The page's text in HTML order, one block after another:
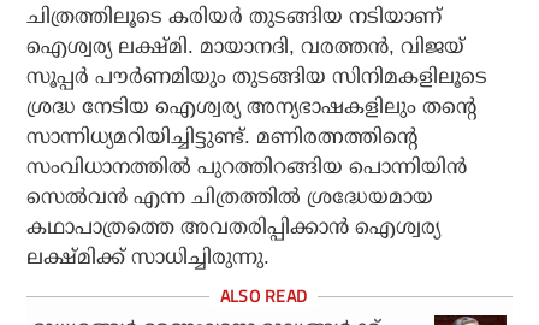
ചിത്രത്തിലൂടെ കരിയർ തുടങ്ങിയ നടിയാണ്
ഐശ്വര്യ ലക്ഷ്മി. മായാനദി, വരത്തൻ, വിജയ്
സൂപ്പർ പൗർണമിയും തുടങ്ങിയ സിനിമകളിലൂടെ
ശ്രദ്ധ നേടിയ ഐശ്വര്യ അന്യഭാഷകളിലും തന്റെ
സാന്നിധ്യമറിയിച്ചിട്ടുണ്ട്. മണിരത്നത്തിന്റെ
സംവിധാനത്തിൽ പുറത്തിറങ്ങിയ പൊന്നിയിൻ
സെൽവൻ എന്ന ചിത്രത്തിൽ ശ്രദ്ധേയമായ
കഥാപാത്രത്തെ അവതരിപ്പിക്കാൻ ഐശ്വര്യ
ലക്ഷ്മിക്ക് സാധിച്ചിരുന്നു.